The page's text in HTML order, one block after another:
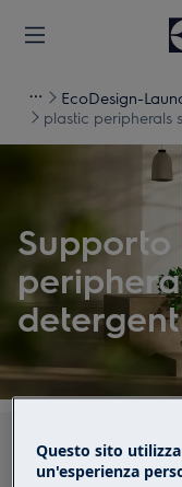
EcoDesign-
plastic peripherals
Cerca tra i
Questo sito
un'esperienza